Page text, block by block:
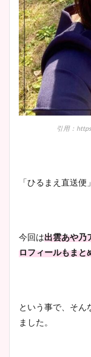
引用：
「ひるまえ直送
今回は出雲あや乃
ロフィールもまと
という事で、そん
ました。